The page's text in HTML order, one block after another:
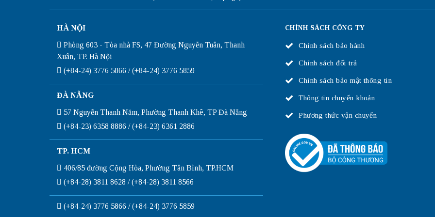
HÀ NỘI
Phòng 603 - Tòa nhà FS, 47 Đường Nguyễn Tuân, Thanh
Xuân, TP. Hà Nội
(+84-24) 3776 5866 / (+84-24) 3776 5859
ĐÀ NẴNG
57 Nguyễn Thanh Năm, Phường Thanh Khê, TP Đà Nẵng
(+84-23) 6358 8886 / (+84-23) 6361 2886
TP. HCM
406/85 đường Cộng Hòa, Phường Tân Bình, TP.HCM
(+84-28) 3811 8628 / (+84-28) 3811 8566
(+84-24) 3776 5866 / (+84-24) 3776 5859
CHÍNH SÁCH CÔNG TY
Chính sách bảo hành
Chính sách đổi trả
Chính sách bảo mật thông tin
Thông tin chuyển khoản
Phương thức vận chuyển